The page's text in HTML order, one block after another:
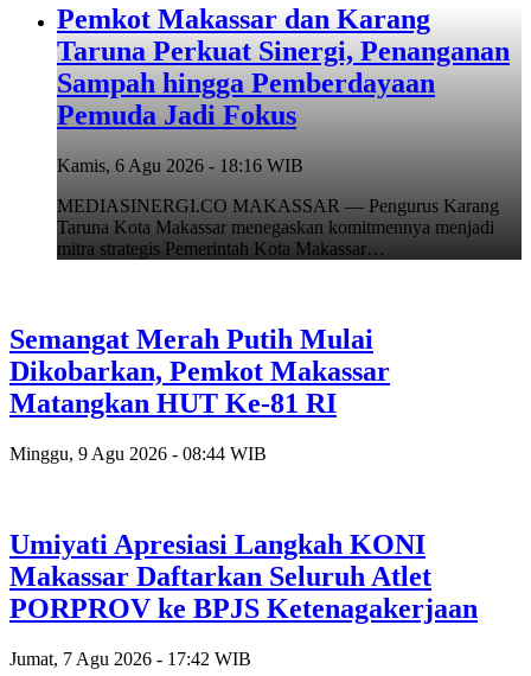
Pemkot Makassar dan Karang
Taruna Perkuat Sinergi, Penanganan
Sampah hingga Pemberdayaan
Pemuda Jadi Fokus
Kamis, 6 Agu 2026 - 18:16 WIB
MEDIASINERGI.CO MAKASSAR — Pengurus Karang
Taruna Kota Makassar menegaskan komitmennya menjadi
mitra strategis Pemerintah Kota Makassar…
Semangat Merah Putih Mulai
Dikobarkan, Pemkot Makassar
Matangkan HUT Ke-81 RI
Minggu, 9 Agu 2026 - 08:44 WIB
Umiyati Apresiasi Langkah KONI
Makassar Daftarkan Seluruh Atlet
PORPROV ke BPJS Ketenagakerjaan
Jumat, 7 Agu 2026 - 17:42 WIB